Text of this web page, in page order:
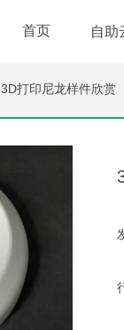
首页 自助
3D打印尼龙样件欣赏